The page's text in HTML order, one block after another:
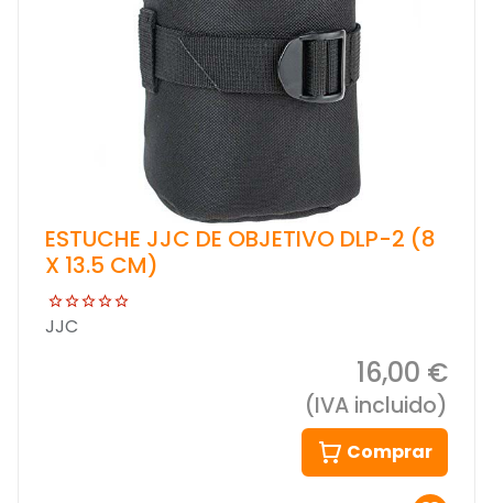
ESTUCHE JJC DE OBJETIVO DLP-2 (8
X 13.5 CM)
JJC
16,00 €
(IVA incluido)
Comprar